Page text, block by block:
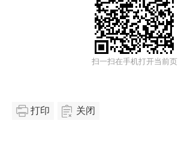
扫一扫在手机打开当前页
打印 关闭